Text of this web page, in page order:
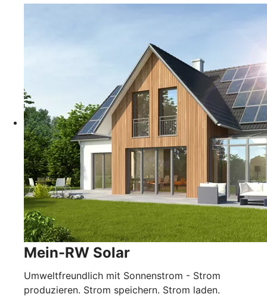
Mein-RW Solar
Umweltfreundlich mit Sonnenstrom - Strom
produzieren. Strom speichern. Strom laden.